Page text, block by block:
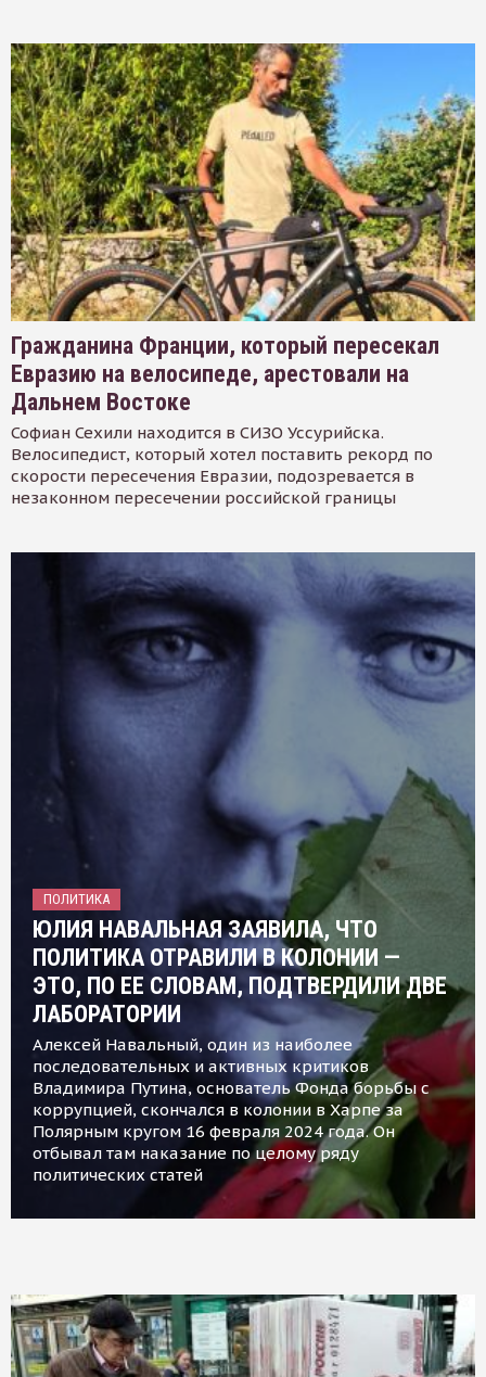
Гражданина Франции, который пересекал
Евразию на велосипеде, арестовали на
Дальнем Востоке
Софиан Сехили находится в СИЗО Уссурийска.
Велосипедист, который хотел поставить рекорд по
скорости пересечения Евразии, подозревается в
незаконном пересечении российской границы
ПОЛИТИКА
ЮЛИЯ НАВАЛЬНАЯ ЗАЯВИЛА, ЧТО
ПОЛИТИКА ОТРАВИЛИ В КОЛОНИИ —
ЭТО, ПО ЕЕ СЛОВАМ, ПОДТВЕРДИЛИ ДВЕ
ЛАБОРАТОРИИ
Алексей Навальный, один из наиболее
последовательных и активных критиков
Владимира Путина, основатель Фонда борьбы с
коррупцией, скончался в колонии в Харпе за
Полярным кругом 16 февраля 2024 года. Он
отбывал там наказание по целому ряду
политических статей